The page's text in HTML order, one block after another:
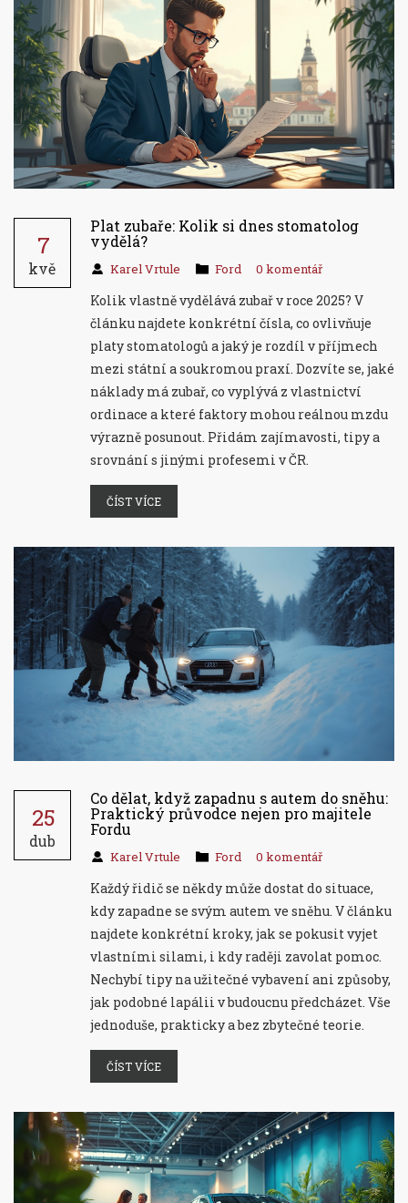
7
kvě
Plat zubaře: Kolik si dnes stomatolog
vydělá?
Karel Vrtule Ford 0 komentář
Kolik vlastně vydělává zubař v roce 2025? V
článku najdete konkrétní čísla, co ovlivňuje
platy stomatologů a jaký je rozdíl v příjmech
mezi státní a soukromou praxí. Dozvíte se, jaké
náklady má zubař, co vyplývá z vlastnictví
ordinace a které faktory mohou reálnou mzdu
výrazně posunout. Přidám zajímavosti, tipy a
srovnání s jinými profesemi v ČR.
ČÍST VÍCE
25
dub
Co dělat, když zapadnu s autem do sněhu:
Praktický průvodce nejen pro majitele
Fordu
Karel Vrtule Ford 0 komentář
Každý řidič se někdy může dostat do situace,
kdy zapadne se svým autem ve sněhu. V článku
najdete konkrétní kroky, jak se pokusit vyjet
vlastními silami, i kdy raději zavolat pomoc.
Nechybí tipy na užitečné vybavení ani způsoby,
jak podobné lapálii v budoucnu předcházet. Vše
jednoduše, prakticky a bez zbytečné teorie.
ČÍST VÍCE